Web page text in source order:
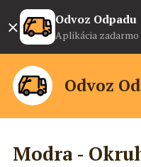
× Odvoz Odpadu
Aplikácia zadarmo
Odvoz
Modra -